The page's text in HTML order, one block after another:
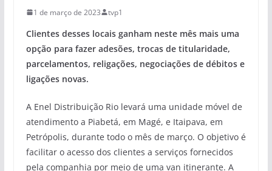
1 de março de 2023 tvp1
Clientes desses locais ganham neste mês mais uma
opção para fazer adesões, trocas de titularidade,
parcelamentos, religações, negociações de débitos e
ligações novas.
A Enel Distribuição Rio levará uma unidade móvel de
atendimento a Piabetá, em Magé, e Itaipava, em
Petrópolis, durante todo o mês de março. O objetivo é
facilitar o acesso dos clientes a serviços fornecidos
pela companhia por meio de uma van itinerante. A